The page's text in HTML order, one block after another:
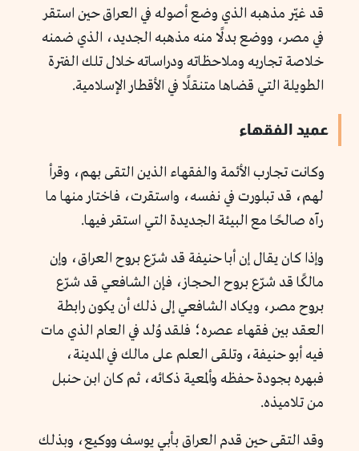
قد غيّر مذهبه الذي وضع أصوله في العراق حين استقر
في مصر، ووضع بدلًا منه مذهبه الجديد، الذي ضمنه
خلاصة تجاربه وملاحظاته ودراساته خلال تلك الفترة
الطويلة التي قضاها متنقلًا في الأقطار الإسلامية.
عميد الفقهاء
وكانت تجارب الأئمة والفقهاء الذين التقى بهم، وقرأ
لهم، قد تبلورت في نفسه، واستقرت، فاختار منها ما
رآه صالحًا مع البيئة الجديدة التي استقر فيها.
وإذا كان يقال إن أبا حنيفة قد شرّع بروح العراق، وإن
مالكًا قد شرّع بروح الحجاز، فإن الشافعي قد شرّع
بروح مصر، ويكاد الشافعي إلى ذلك أن يكون رابطة
العقد بين فقهاء عصره؛ فلقد وُلد في العام الذي مات
فيه أبو حنيفة، وتلقى العلم على مالك في المدينة،
فبهره بجودة حفظه وألمعية ذكائه، ثم كان ابن حنبل
من تلاميذه.
وقد التقى حين قدم العراق بأبي يوسف ووكيع، وبذلك